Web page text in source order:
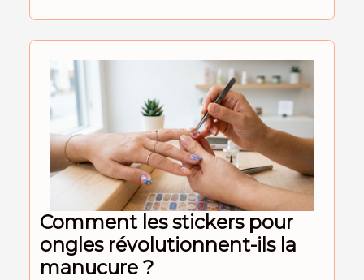
Comment les stickers pour
ongles révolutionnent-ils la
manucure ?